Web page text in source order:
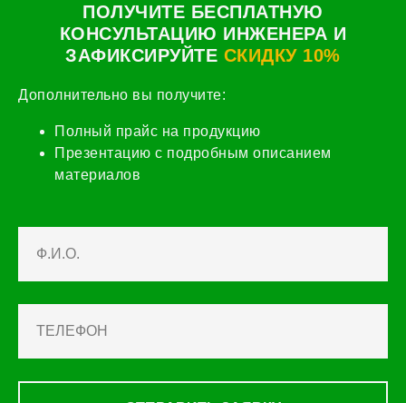
ПОЛУЧИТЕ БЕСПЛАТНУЮ
КОНСУЛЬТАЦИЮ ИНЖЕНЕРА И
ЗАФИКСИРУЙТЕ СКИДКУ 10%
Дополнительно вы получите:
Полный прайс на продукцию
Презентацию с подробным описанием
материалов